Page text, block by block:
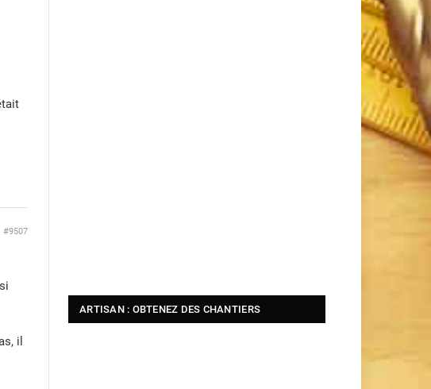
#9507
il
ARTISAN : OBTENEZ DES CHANTIERS